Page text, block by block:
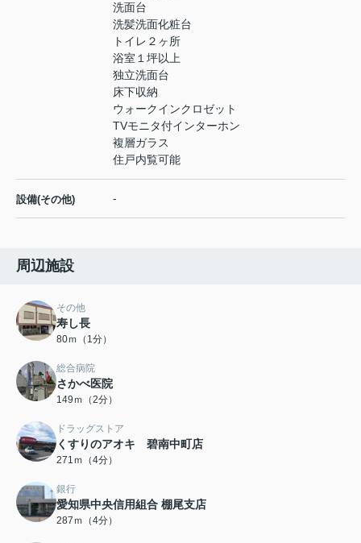
洗面台
洗髪洗面化粧台
トイレ２ヶ所
浴室１坪以上
独立洗面台
床下収納
ウォークインクロゼット
TVモニタ付インターホン
複層ガラス
住戸内覧可能
設備(その他) -
周辺施設
その他
寿し長
80ｍ（1分）
総合病院
さかべ医院
149ｍ（2分）
ドラッグストア
くすりのアオキ 碧南中町店
271ｍ（4分）
銀行
愛知県中央信用組合 棚尾支店
287ｍ（4分）